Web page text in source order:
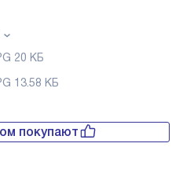
20 КБ
13.58 КБ
покупают